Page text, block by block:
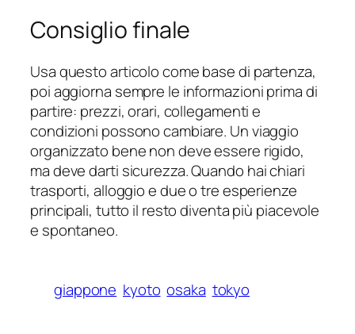
Consiglio finale
Usa questo articolo come base di partenza,
poi aggiorna sempre le informazioni prima di
partire: prezzi, orari, collegamenti e
condizioni possono cambiare. Un viaggio
organizzato bene non deve essere rigido,
ma deve darti sicurezza. Quando hai chiari
trasporti, alloggio e due o tre esperienze
principali, tutto il resto diventa più piacevole
e spontaneo.
giappone kyoto osaka tokyo